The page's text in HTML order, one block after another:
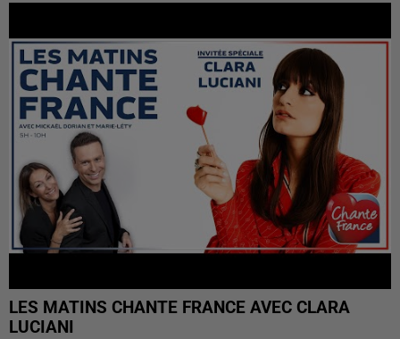
LES MATINS CHANTE FRANCE AVEC CLARA
LUCIANI